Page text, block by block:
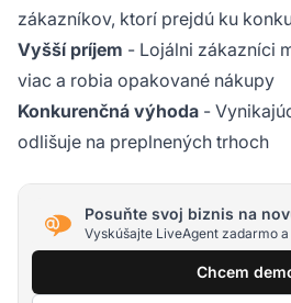
zákazníkov, ktorí prejdú ku
Vyšší príjem - Lojálni zákazníci
viac a robia opakované nákupy
Konkurenčná výhoda -
odlišuje na preplnených trhoch
Posuňte svoj biznis na
Vyskúšajte LiveAgent zadarmo
Chcem